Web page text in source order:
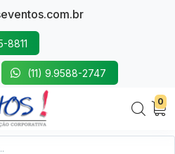
8811
(11) 9.9588-2747
0